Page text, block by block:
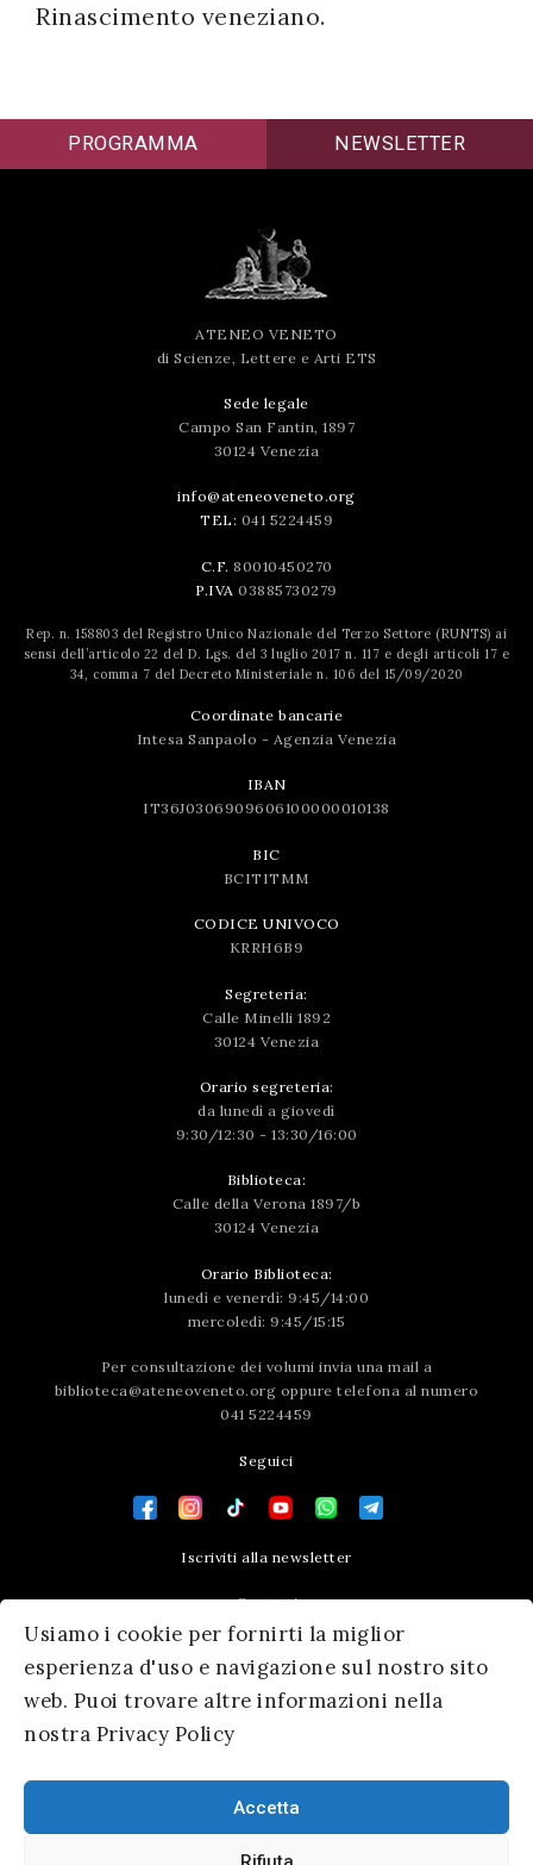
Usiamo i cookie per fornirti la miglior
esperienza d'uso e navigazione sul nostro sito
web. Puoi trovare altre informazioni nella
nostra Privacy Policy
Accetta
Rinascimento veneziano.
PROGRAMMA NEWSLETTER
ATENEO VENETO
di Scienze, Lettere e Arti ETS
Sede legale
Campo San Fantin, 1897
30124 Venezia
info@ateneoveneto.org
TEL: 041 5224459
C.F. 80010450270
P.IVA 03885730279
Rep. n. 158803 del Registro Unico Nazionale del Terzo Settore (RUNTS) ai
sensi dell’articolo 22 del D. Lgs. del 3 luglio 2017 n. 117 e degli articoli 17 e
34, comma 7 del Decreto Ministeriale n. 106 del 15/09/2020
Coordinate bancarie
Intesa Sanpaolo - Agenzia Venezia
IBAN
IT36J0306909606100000010138
BIC
BCITITMM
CODICE UNIVOCO
KRRH6B9
Segreteria:
Calle Minelli 1892
30124 Venezia
Orario segreteria:
da lunedì a giovedì
9:30/12:30 - 13:30/16:00
Biblioteca:
Calle della Verona 1897/b
30124 Venezia
Orario Biblioteca:
lunedì e venerdì: 9:45/14:00
mercoledì: 9:45/15:15
Per consultazione dei volumi invia una mail a
biblioteca@ateneoveneto.org oppure telefona al numero
041 5224459
Seguici
Iscriviti alla newsletter
Contatti